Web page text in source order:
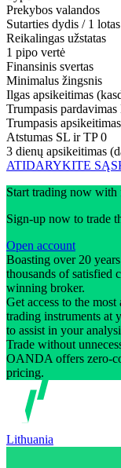
Prekybos valandos
Sutarties dydis / 1 lotas
Reikalingas užstatas
1 pipo vertė
Finansinis svertas
Minimalus žingsnis
Ilgas apsikeitimas
Trumpasis pardavimas
Trumpasis
Atstumas SL ir TP 0
3 dienų apsikeitimas
ATIDARYKITE
Start trading now with
Sign-up now to trade
Open account
Boasting over 20
thousands of satisfied
winning broker.
Get access to the
trading instruments at
to assist in your
Trade without
OANDA offers zero-
pricing.
Lithuania